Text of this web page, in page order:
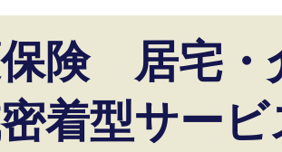
険 居宅・
着型サー